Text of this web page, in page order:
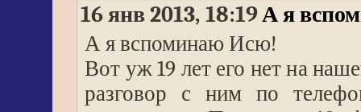
16 янв 2013, 18:19А я
А я вспоминаю Исю!
Вот уж 19 лет его нет на
разговор с ним по